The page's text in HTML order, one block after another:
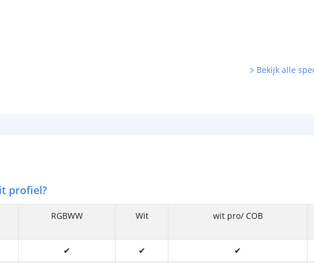
Bekijk alle
profiel?
RGBWW Wit wit pro/ COB
✔ ✔
✔